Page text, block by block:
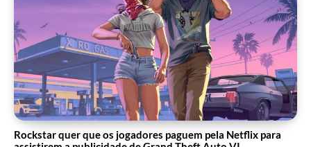
Rockstar quer que os jogadores paguem pela Netflix para